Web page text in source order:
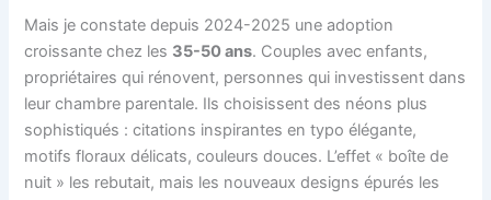
Mais je constate depuis 2024-2025 une adoption
croissante chez les 35-50 ans. Couples avec enfants,
propriétaires qui rénovent, personnes qui investissent dans
leur chambre parentale. Ils choisissent des néons plus
sophistiqués : citations inspirantes en typo élégante,
motifs floraux délicats, couleurs douces. L’effet « boîte de
nuit » les rebutait, mais les nouveaux designs épurés les